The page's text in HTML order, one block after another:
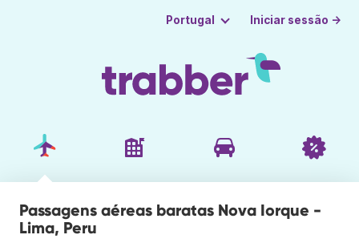
Portugal Iniciar sessão →
Passagens aéreas baratas Nova Iorque -
Lima, Peru